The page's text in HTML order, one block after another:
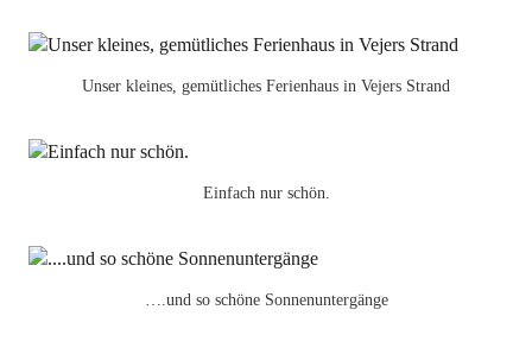
Unser kleines, gemütliches Ferienhaus in Vejers Strand
Einfach nur schön.
….und so schöne Sonnenuntergänge